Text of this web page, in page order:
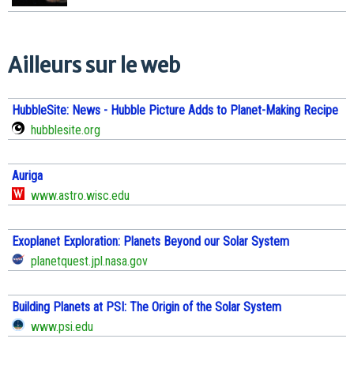
Ailleurs sur le web
HubbleSite: News - Hubble Picture Adds to Planet-Making Recipe
hubblesite.org
Auriga
www.astro.wisc.edu
Exoplanet Exploration: Planets Beyond our Solar System
planetquest.jpl.nasa.gov
Building Planets at PSI: The Origin of the Solar System
www.psi.edu